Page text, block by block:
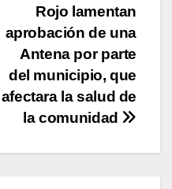
Rojo lamentan
aprobación de una
Antena por parte
del municipio, que
afectara la salud de
la comunidad